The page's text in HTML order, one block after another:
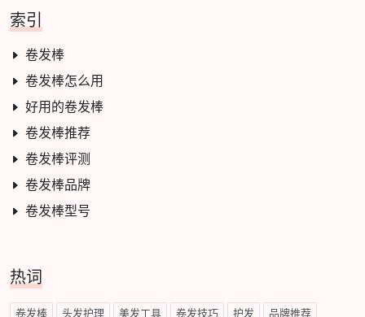
索引
卷发棒
卷发棒怎么用
好用的卷发棒
卷发棒推荐
卷发棒评测
卷发棒品牌
卷发棒型号
热词
卷发棒 头发护理 美发工具 卷发技巧 护发 品牌推荐